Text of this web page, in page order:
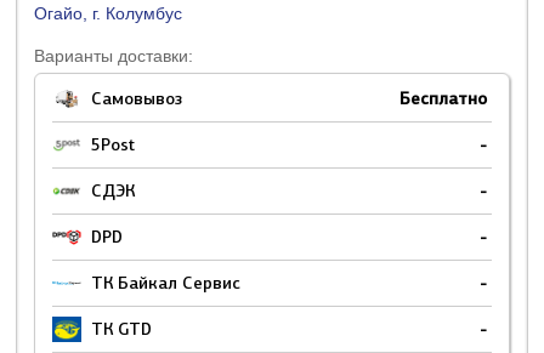
Огайо, г. Колумбус
Варианты доставки:
Самовывоз Бесплатно
5Post -
СДЭК -
DPD -
ТК Байкал Сервис -
ТК GTD -